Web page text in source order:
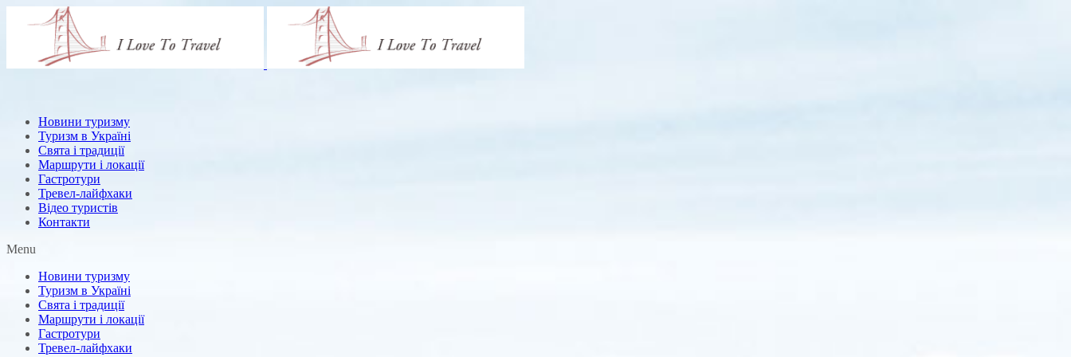
Новини туризму
Туризм в Україні
Свята і традиції
Маршрути і локації
Гастротури
Тревел-лайфхаки
Відео туристів
Контакти
Menu
Новини туризму
Туризм в Україні
Свята і традиції
Маршрути і локації
Гастротури
Тревел-лайфхаки